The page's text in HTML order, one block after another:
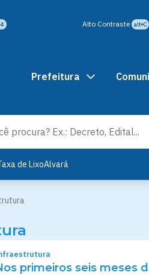
Alto Contraste alt+C
Prefeitura
de LixoAlvará
primeiros seis meses